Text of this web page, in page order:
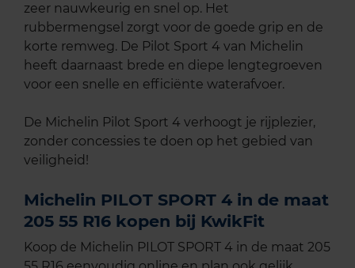
zeer nauwkeurig en snel op. Het
rubbermengsel zorgt voor de goede grip en de
korte remweg. De Pilot Sport 4 van Michelin
heeft daarnaast brede en diepe lengtegroeven
voor een snelle en efficiënte waterafvoer.
De Michelin Pilot Sport 4 verhoogt je rijplezier,
zonder concessies te doen op het gebied van
veiligheid!
Michelin PILOT SPORT 4 in de maat
205 55 R16 kopen bij KwikFit
Koop de Michelin PILOT SPORT 4 in de maat 205